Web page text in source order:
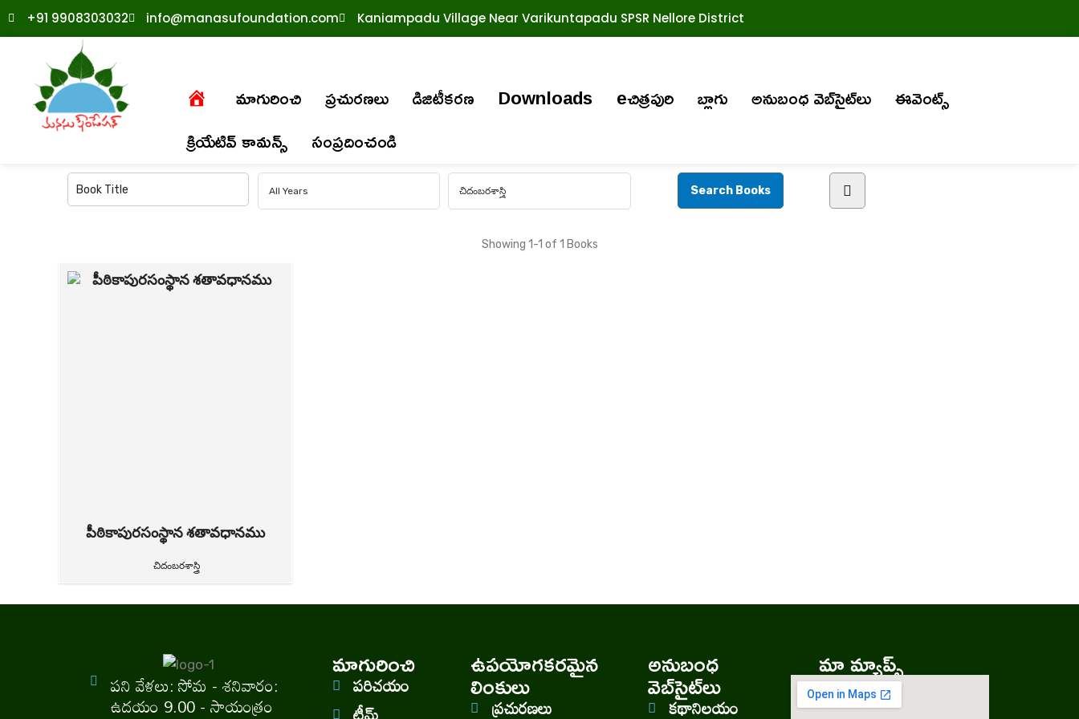
+91 9908303032 info@manasufoundation.com Kaniampadu Village Near Varikuntapadu SPSR Nellore District
మాగురించి ప్రచురణలు డిజిటీకరణ Downloads eచిత్రపురి బ్లాగు అనుబంధ వెబ్‌సైట్‌లు
ఈవెంట్స్
క్రియేటివ్ కామన్స్
సంప్రదించండి
Showing 1-1 of 1 Books
పీఠికాపురసంస్థాన శతావధానము
చిదంబరశాస్త్రి
పని వేళలు: సోమ - శనివారం:
ఉదయం 9.00 - సాయంత్రం
మాగురించి
పరిచయం
ఉపయోగకరమైన
లింకులు
ప్రచురణలు
అనుబంధ
వెబ్‌సైట్‌లు
కథానిలయం
మా మ్యాప్స్